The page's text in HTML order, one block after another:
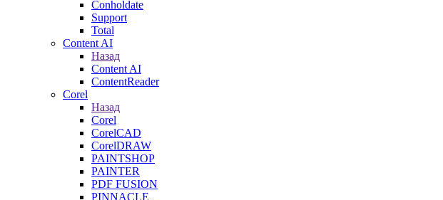
Conholdate
Support
Total
Content AI
Назад
Content AI
ContentReader
Corel
Назад
Corel
CorelCAD
CorelDRAW
PAINTSHOP
PAINTER
PDF FUSION
PINNACLE